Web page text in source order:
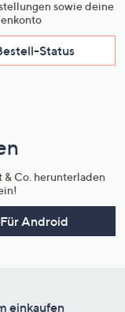
sowie deine
Status
& Co. herunterladen
Für Android
einkaufen